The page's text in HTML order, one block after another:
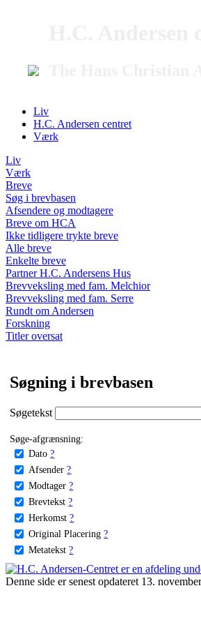
Liv
H.C. Andersen centret
Værk
Liv
Værk
Breve
Søg i brevbasen
Afsendere og modtagere
Breve om HCA
Ikke tidligere trykte breve
Alle breve
Enkelte breve
Partner H.C. Andersens Hus
Brevveksling med fam. Melchior
Brevveksling med fam. Serre
Rundt om Andersen
Forskning
Titler oversat
Søgning i brevbasen
Søgetekst
Søge-afgrænsning:
Dato ?
Afsender ?
Modtager ?
Brevtekst ?
Herkomst ?
Original Placering ?
Metatekst ?
Denne side er senest opdateret 13.